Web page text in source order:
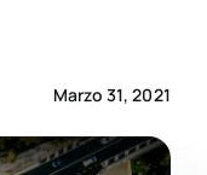
Marzo 31, 2021